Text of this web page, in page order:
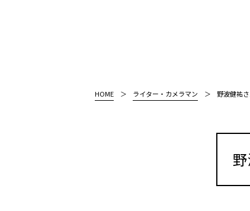
HOME ライター・カメラマン 野波健祐